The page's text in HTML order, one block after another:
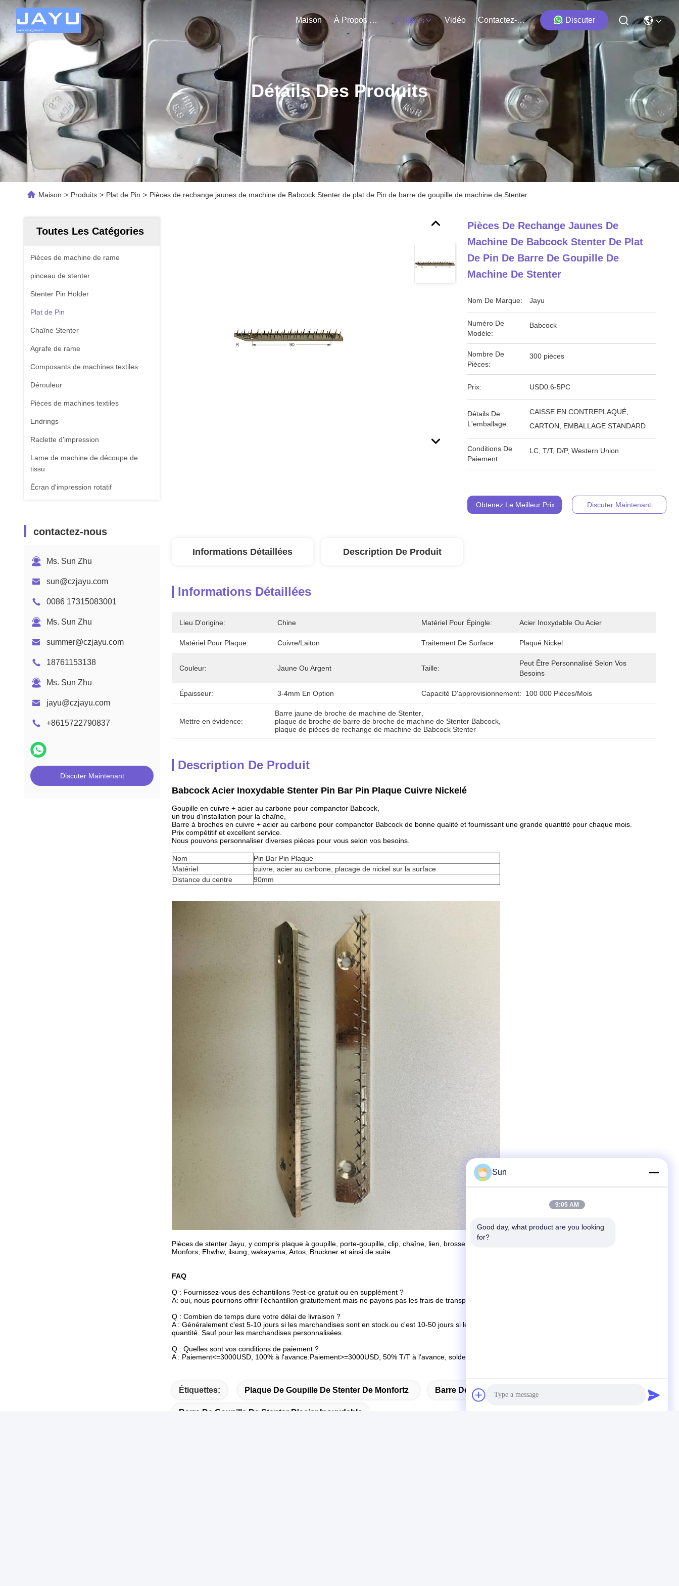
Maison À Propos De Nous Produits Vidéo Contactez-Nous Discuter
Détails Des Produits
Maison > Produits > Plat de Pin > Pièces de rechange jaunes de machine de Babcock Stenter de plat de Pin de barre de goupille de machine de Stenter
Toutes Les Catégories
Pièces de machine de rame
pinceau de stenter
Stenter Pin Holder
Plat de Pin
Chaîne Stenter
Agrafe de rame
Composants de machines textiles
Dérouleur
Pièces de machines textiles
Endrings
Raclette d'impression
Lame de machine de découpe de
tissu
Écran d'impression rotatif
contactez-nous
Ms. Sun Zhu
sun@czjayu.com
0086 17315083001
Ms. Sun Zhu
summer@czjayu.com
18761153138
Ms. Sun Zhu
jayu@czjayu.com
+8615722790837
Discuter Maintenant
Pièces De Rechange Jaunes De
Machine De Babcock Stenter De Plat
De Pin De Barre De Goupille De
Machine De Stenter
Nom De Marque: Jayu
Numéro De
Modèle:
Babcock
Nombre De
Pièces:
300 pièces
Prix: USD0.6-5PC
Détails De
L'emballage:
CAISSE EN CONTREPLAQUÉ,
CARTON, EMBALLAGE STANDARD
Conditions De
Paiement:
LC, T/T, D/P, Western Union
Obtenez Le Meilleur Prix Discuter Maintenant
Informations Détaillées Description De Produit
Informations Détaillées
Lieu D'origine: Chine Matériel Pour Épingle: Acier Inoxydable Ou Acier
Matériel Pour Plaque: Cuivre/Laiton Traitement De Surface: Plaqué Nickel
Couleur: Jaune Ou Argent Taille:
Peut Être Personnalisé Selon Vos
Besoins
Épaisseur: 3-4mm En Option Capacité D'approvisionnement: 100 000 Pièces/mois
Mettre en évidence:
Barre jaune de broche de machine de Stenter,
plaque de broche de barre de broche de machine de Stenter Babcock,
plaque de pièces de rechange de machine de Babcock Stenter
Description De Produit
Babcock Acier Inoxydable Stenter Pin Bar Pin Plaque Cuivre Nickelé
Goupille en cuivre + acier au carbone pour companctor Babcock,
un trou d'installation pour la chaîne,
Barre à broches en cuivre + acier au carbone pour companctor Babcock de bonne qualité et fournissant une grande quantité pour chaque mois.
Prix ​​compétitif et excellent service.
Nous pouvons personnaliser diverses pièces pour vous selon vos besoins.
Nom
Pin Bar Pin Plaque
Matériel
cuivre, acier au carbone, placage de nickel sur la surface
Distance du centre
90mm
Pièces de stenter Jayu, y compris plaque à goupille, porte-goupille, clip, chaîne, lien, brosse, dérouleur de lisière pour divers stenter :
Monfors, Ehwhw, ilsung, wakayama, Artos, Bruckner et ainsi de suite.
FAQ
Q : Fournissez-vous des échantillons ?est-ce gratuit ou en supplément ?
A: oui, nous pourrions offrir l'échantillon gratuitement mais ne payons pas les frais de transport.
Q : Combien de temps dure votre délai de livraison ?
A : Généralement c'est 5-10 jours si les marchandises sont en stock.ou c'est 10-50 jours si les marchandises ne sont pas en stock, c'est selon la
quantité. Sauf pour les marchandises personnalisées.
Q : Quelles sont vos conditions de paiement ?
A : Paiement<=3000USD, 100% à l'avance.Paiement>=3000USD, 50% T/T à l'avance, solde avant expédition.
Étiquettes: Plaque De Goupille De Stenter De Monfortz Barre De Goupille De Stenter De Placage De Nickel
Barre De Goupille De Stenter D'acier Inoxydable
Sun
9:05 AM
Good day, what product are you looking
for?